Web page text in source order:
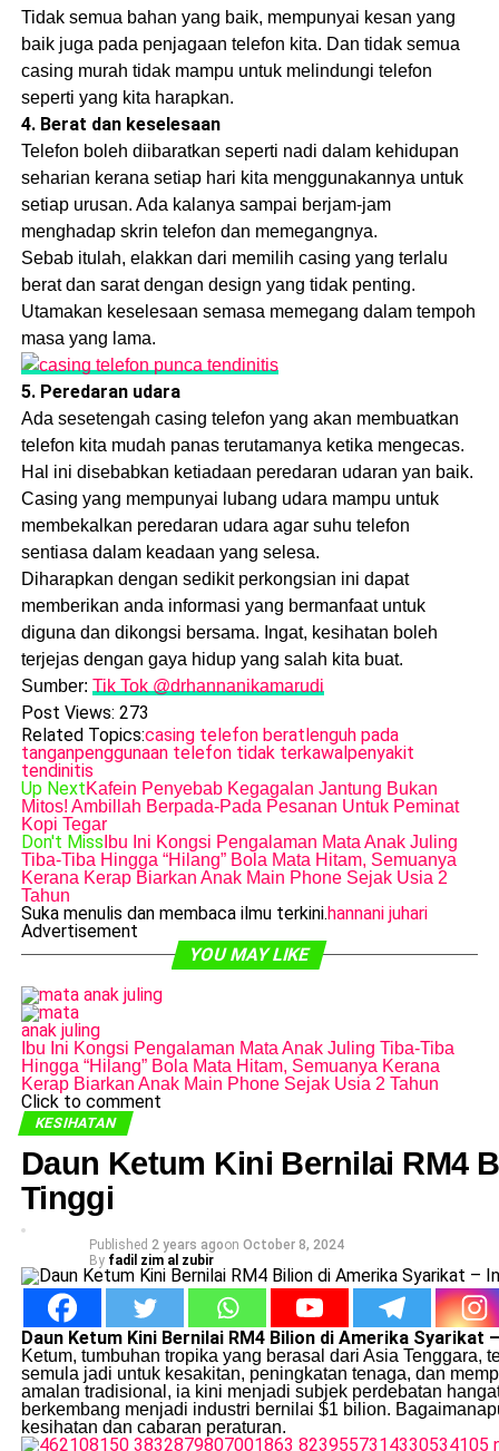
Tidak semua bahan yang baik, mempunyai kesan yang
baik juga pada penjagaan telefon kita. Dan tidak semua
casing murah tidak mampu untuk melindungi telefon
seperti yang kita harapkan.
4. Berat dan keselesaan
Telefon boleh diibaratkan seperti nadi dalam kehidupan
seharian kerana setiap hari kita menggunakannya untuk
setiap urusan. Ada kalanya sampai berjam-jam
menghadap skrin telefon dan memegangnya.
Sebab itulah, elakkan dari memilih casing yang terlalu
berat dan sarat dengan design yang tidak penting.
Utamakan keselesaan semasa memegang dalam tempoh
masa yang lama.
5. Peredaran udara
Ada sesetengah casing telefon yang akan membuatkan
telefon kita mudah panas terutamanya ketika mengecas.
Hal ini disebabkan ketiadaan peredaran udaran yan baik.
Casing yang mempunyai lubang udara mampu untuk
membekalkan peredaran udara agar suhu telefon
sentiasa dalam keadaan yang selesa.
Diharapkan dengan sedikit perkongsian ini dapat
memberikan anda informasi yang bermanfaat untuk
diguna dan dikongsi bersama. Ingat, kesihatan boleh
terjejas dengan gaya hidup yang salah kita buat.
Sumber: Tik Tok @drhannanikamarudi
Post Views: 273
Related Topics:casing telefon beratlenguh pada
tanganpenggunaan telefon tidak terkawalpenyakit
tendinitis
Up NextKafein Penyebab Kegagalan Jantung Bukan
Mitos! Ambillah Berpada-Pada Pesanan Untuk Peminat
Kopi Tegar
Don't Miss Ibu Ini Kongsi Pengalaman Mata Anak Juling
Tiba-Tiba Hingga “Hilang” Bola Mata Hitam, Semuanya
Kerana Kerap Biarkan Anak Main Phone Sejak Usia 2
Tahun
hannani juhari
Suka menulis dan membaca ilmu terkini.
Advertisement
YOU MAY LIKE
Ibu Ini Kongsi Pengalaman Mata Anak Juling Tiba-Tiba
Hingga “Hilang” Bola Mata Hitam, Semuanya Kerana
Kerap Biarkan Anak Main Phone Sejak Usia 2 Tahun
Click to comment
KESIHATAN
Daun Ketum Kini Bernilai RM4
Tinggi
Published 2 years agoon October 8, 2024
By fadil zim al zubir
Daun Ketum Kini Bernilai RM4 Bilion di Amerika Syarikat
Ketum, tumbuhan tropika yang berasal dari Asia
semula jadi untuk kesakitan, peningkatan tenaga, dan
amalan tradisional, ia kini menjadi subjek perdebatan
berkembang menjadi industri bernilai $1 bilion.
kesihatan dan cabaran peraturan.